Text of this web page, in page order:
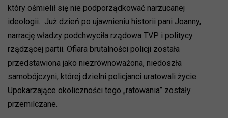
który ośmielił się nie podporządkować narzucanej
ideologii. Już dzień po ujawnieniu historii pani Joanny,
narrację władzy podchwyciła rządowa TVP i politycy
rządzącej partii. Ofiara brutalności policji została
przedstawiona jako niezrównoważona, niedoszła
samobójczyni, której dzielni policjanci uratowali życie.
Upokarzające okoliczności tego „ratowania” zostały
przemilczane.